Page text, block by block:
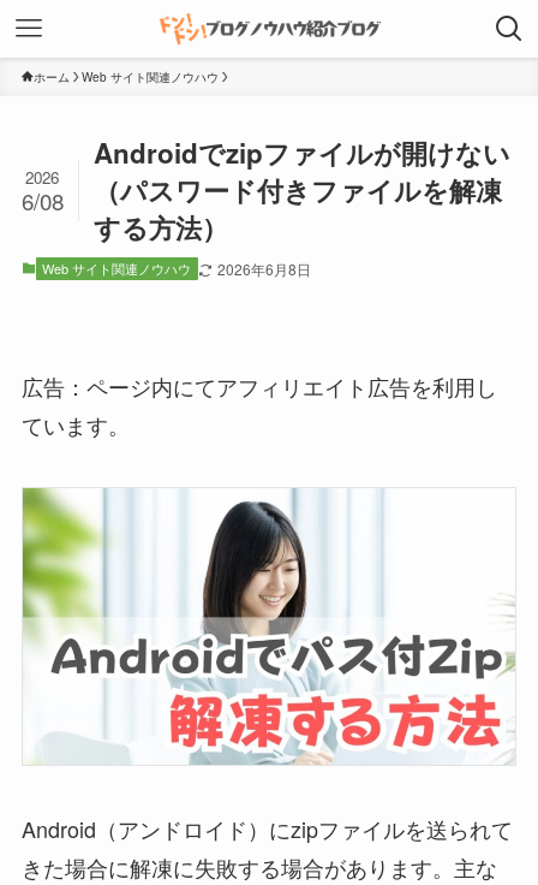
ホーム Web サイト関連ノウハウ
Androidでzipファイルが開けない
（パスワード付きファイルを解凍
する方法）
2026
6/08
Web サイト関連ノウハウ 2026年6月8日
広告：ページ内にてアフィリエイト広告を利用し
ています。
Android（アンドロイド）にzipファイルを送られて
きた場合に解凍に失敗する場合があります。主な